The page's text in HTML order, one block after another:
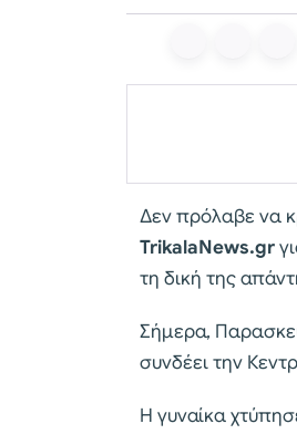
Δεν πρόλαβε να
TrikalaNews.gr
τη δική της
Σήμερα,
συνδέει την
Η γυναίκα